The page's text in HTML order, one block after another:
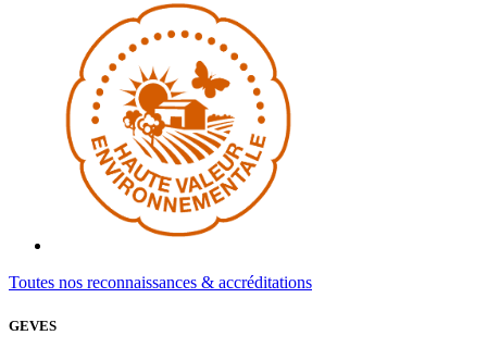
Toutes nos reconnaissances & accréditations
GEVES